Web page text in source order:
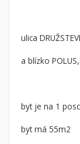
Dvojgarsónky
Pozemok
ulica
a blízko
byt je na 1
byt má 55m2